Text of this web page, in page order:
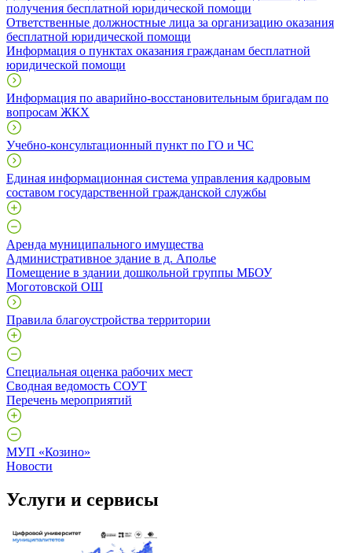
получения бесплатной юридической помощи
Ответственные должностные лица за организацию оказания
бесплатной юридической помощи
Информация о пунктах оказания гражданам бесплатной
юридической помощи
Информация по аварийно-восстановительным бригадам по
вопросам ЖКХ
Учебно-консультационный пункт по ГО и ЧС
Единая информационная система управления кадровым
составом государственной гражданской службы
Аренда муниципального имущества
Административное здание в д. Аполье
Помещение в здании дошкольной группы МБОУ
Моготовской ОШ
Правила благоустройства территории
Специальная оценка рабочих мест
Сводная ведомость СОУТ
Перечень мероприятий
МУП «Козино»
Новости
Услуги и сервисы